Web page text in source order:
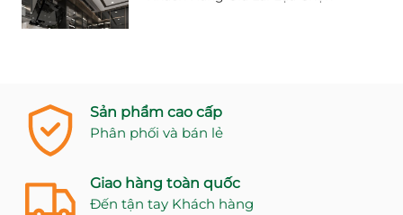
Sản phẩm cao cấp
Phân phối và bán lẻ
Giao hàng toàn quốc
Đến tận tay Khách hàng